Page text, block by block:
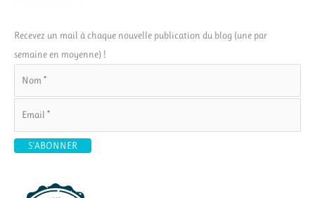
Recevez un mail à chaque nouvelle publication du blog (une par
semaine en moyenne) !